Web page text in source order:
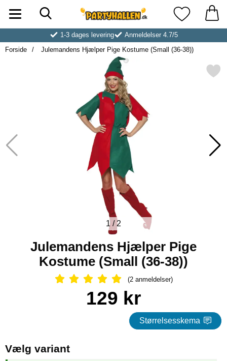
Startside for Partyhallen AB Mine
1-3 dages levering
Anmeldelser 4.7/5
Forside
Julemandens Hjælper Pige Kostume (Small (36-38))
Markér julemandens Hjælper Pige
1 / 2
Julemandens Hjælper Pige
Kostume (Small (36-38))
Anmeldelser: 5 Stjerne, Spring til
(2 anmeldelser)
Køb dette produkt Julemandens Hjælper Pige Kostume
pris
129 kr
Størrelsesskema
Vælg variant, (Valg af en ny radioknap vil